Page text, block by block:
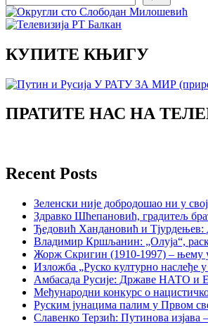
КУПИТЕ КЊИГУ
ПРАТИТЕ НАС НА
Recent Posts
Зеленски није добродошао ни у
Здравко Шћепановић, градитељ
Ђедовић Хандановић и Тјурдењев:
Владимир Кршљанин: „Олуја“,
Жорж Скригин (1910-1997) – њему
Изложба „Руско културно наслеђе
Амбасада Русије: Државе НАТО и
Међународни конкурс о
Руским јунацима палим у Првом
Славенко Терзић: Путинова изјава